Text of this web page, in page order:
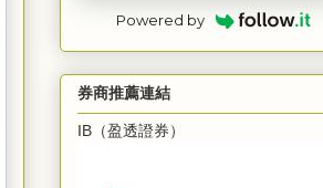
Powered by
券商推薦連結
IB（盈透證券）